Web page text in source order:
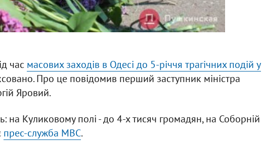
час масових заходів в Одесі до 5-річчя трагічних подій у
Про це повідомив перший заступник міністра
Яровий.
на Куликовому полі - до 4-х тисяч громадян, на Соборній
прес-служба МВС.